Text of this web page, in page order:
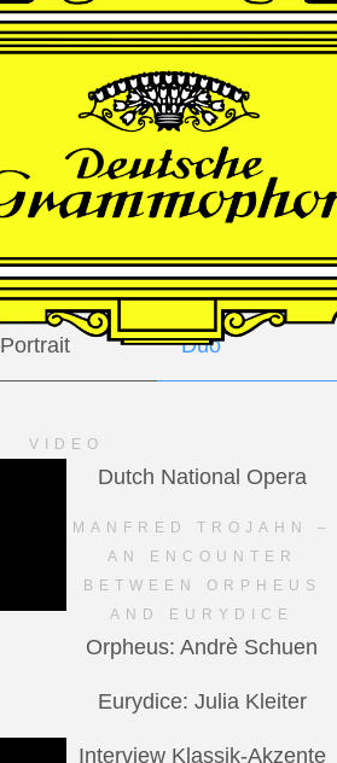
Andrè Schuen,
Baritone
Daniel Heide,
Piano
GALLERY
Portrait Duo
VIDEO
Dutch National Opera
MANFRED TROJAHN –
AN ENCOUNTER
BETWEEN ORPHEUS
AND EURYDICE
Orpheus: Andrè Schuen
Eurydice: Julia Kleiter
Interview Klassik-Akzente